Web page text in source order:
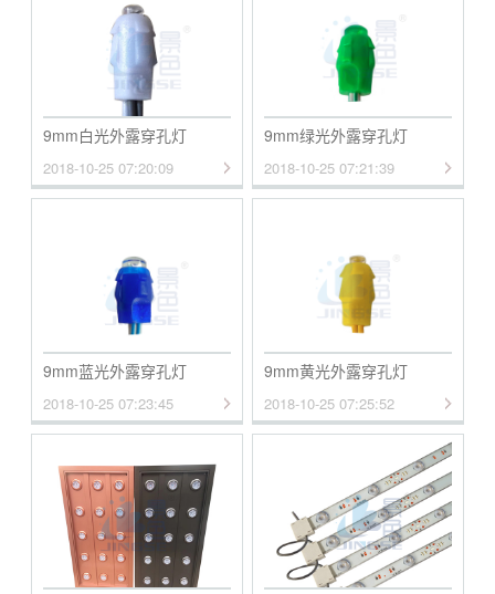
9mm白光外露穿孔灯
2018-10-25 07:20:09
9mm绿光外露穿孔灯
2018-10-25 07:21:39
9mm蓝光外露穿孔灯
2018-10-25 07:23:45
9mm黄光外露穿孔灯
2018-10-25 07:25:52